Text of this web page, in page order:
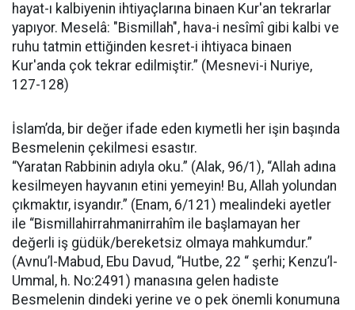
hayat-ı kalbiyenin ihtiyaçlarına binaen Kur'an tekrarlar
yapıyor. Meselâ: "Bismillah", hava-i nesîmî gibi kalbi ve
ruhu tatmin ettiğinden kesret-i ihtiyaca binaen
Kur'anda çok tekrar edilmiştir.” (Mesnevi-i Nuriye,
127-128)
İslam’da, bir değer ifade eden kıymetli her işin başında
Besmelenin çekilmesi esastır.
“Yaratan Rabbinin adıyla oku.” (Alak, 96/1), “Allah adına
kesilmeyen hayvanın etini yemeyin! Bu, Allah yolundan
çıkmaktır, isyandır.” (Enam, 6/121) mealindeki ayetler
ile “Bismillahirrahmanirrahîm ile başlamayan her
değerli iş güdük/bereketsiz olmaya mahkumdur.”
(Avnu’l-Mabud, Ebu Davud, “Hutbe, 22 “ şerhi; Kenzu’l-
Ummal, h. No:2491) manasına gelen hadiste
Besmelenin dindeki yerine ve o pek önemli konumuna